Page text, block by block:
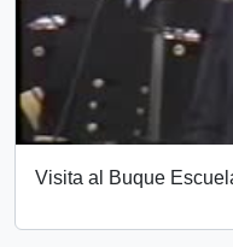
Visita al Buque